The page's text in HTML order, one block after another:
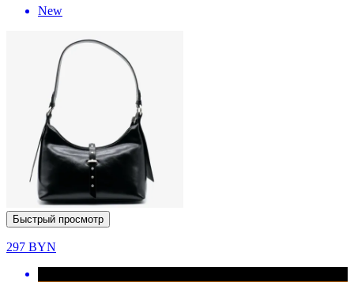
New
Быстрый просмотр
297 BYN